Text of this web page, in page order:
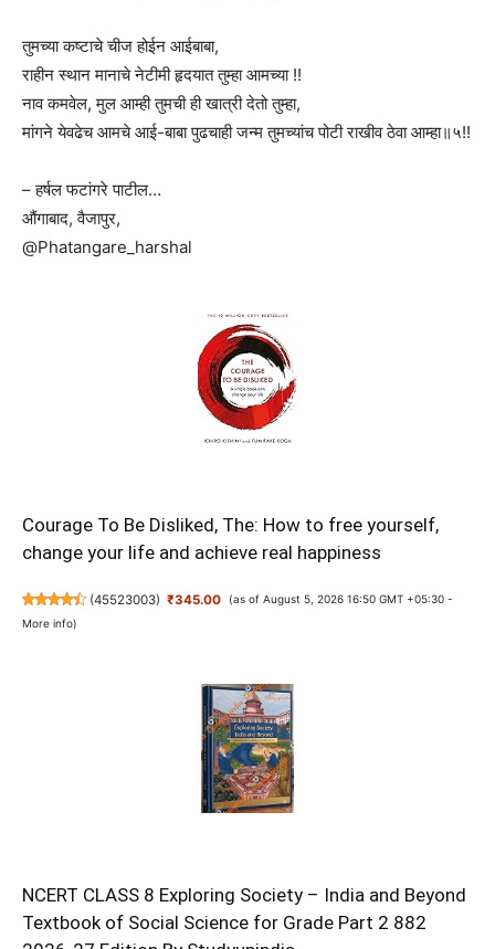
तुमच्या कष्टाचे चीज होईन आईबाबा,
राहीन स्थान मानाचे नेटीमी हृदयात तुम्हा आमच्या !!
नाव कमवेल, मुल आम्ही तुमची ही खात्री देतो तुम्हा,
मांगने येवढेच आमचे आई-बाबा पुढचाही जन्म तुमच्यांच पोटी राखीव ठेवा आम्हा॥५!!
– हर्षल फटांगरे पाटील…
औंगाबाद, वैजापुर,
@Phatangare_harshal
Courage To Be Disliked, The: How to free yourself,
change your life and achieve real happiness
(45523003) ₹345.00
(as of August 5, 2026 16:50 GMT +05:30 -
More info)
NCERT CLASS 8 Exploring Society – India and Beyond
Textbook of Social Science for Grade Part 2 882